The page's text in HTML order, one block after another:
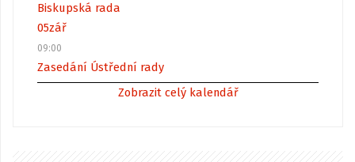
Biskupská rada
05zář
09:00
Zasedání Ústřední rady
Zobrazit celý kalendář